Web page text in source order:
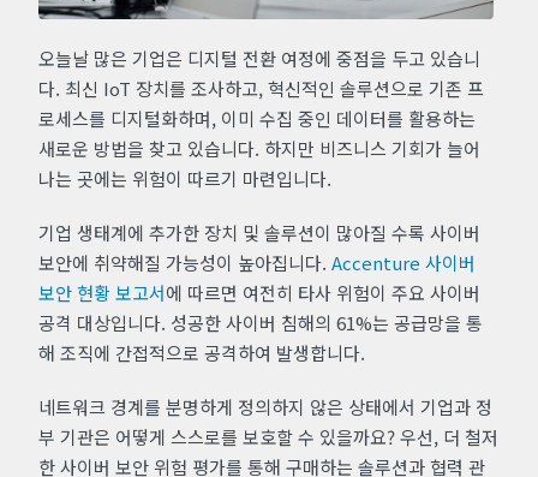
오늘날 많은 기업은 디지털 전환 여정에 중점을 두고 있습니
다. 최신 IoT 장치를 조사하고, 혁신적인 솔루션으로 기존 프
로세스를 디지털화하며, 이미 수집 중인 데이터를 활용하는
새로운 방법을 찾고 있습니다. 하지만 비즈니스 기회가 늘어
나는 곳에는 위험이 따르기 마련입니다.
기업 생태계에 추가한 장치 및 솔루션이 많아질 수록 사이버
보안에 취약해질 가능성이 높아집니다. Accenture 사이버
보안 현황 보고서에 따르면 여전히 타사 위험이 주요 사이버
공격 대상입니다. 성공한 사이버 침해의 61%는 공급망을 통
해 조직에 간접적으로 공격하여 발생합니다.
네트워크 경계를 분명하게 정의하지 않은 상태에서 기업과 정
부 기관은 어떻게 스스로를 보호할 수 있을까요? 우선, 더 철저
한 사이버 보안 위험 평가를 통해 구매하는 솔루션과 협력 관